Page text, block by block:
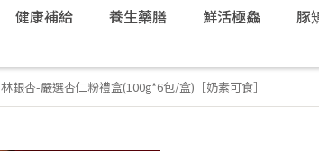
健康補給 養生藥膳 鮮活極鱻 豚
林銀杏-嚴選杏仁粉禮盒(100g*6包/盒)［奶素可食］